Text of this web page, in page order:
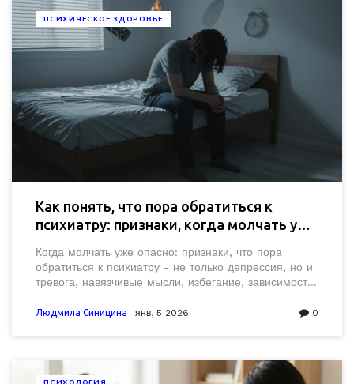
ПСИХИЧЕСКОЕ ЗДОРОВЬЕ
Как понять, что пора обратиться к
психиатру: признаки, когда молчать уже
Когда молчать уже опасно: признаки, что пора
обратиться к психиатру - не только депрессия, но и
тревога, навязчивые мысли, избегание, зависимость.
мозга.
Людмила Синицина янв, 5 2026 0
ПСИХОЛОГИЯ